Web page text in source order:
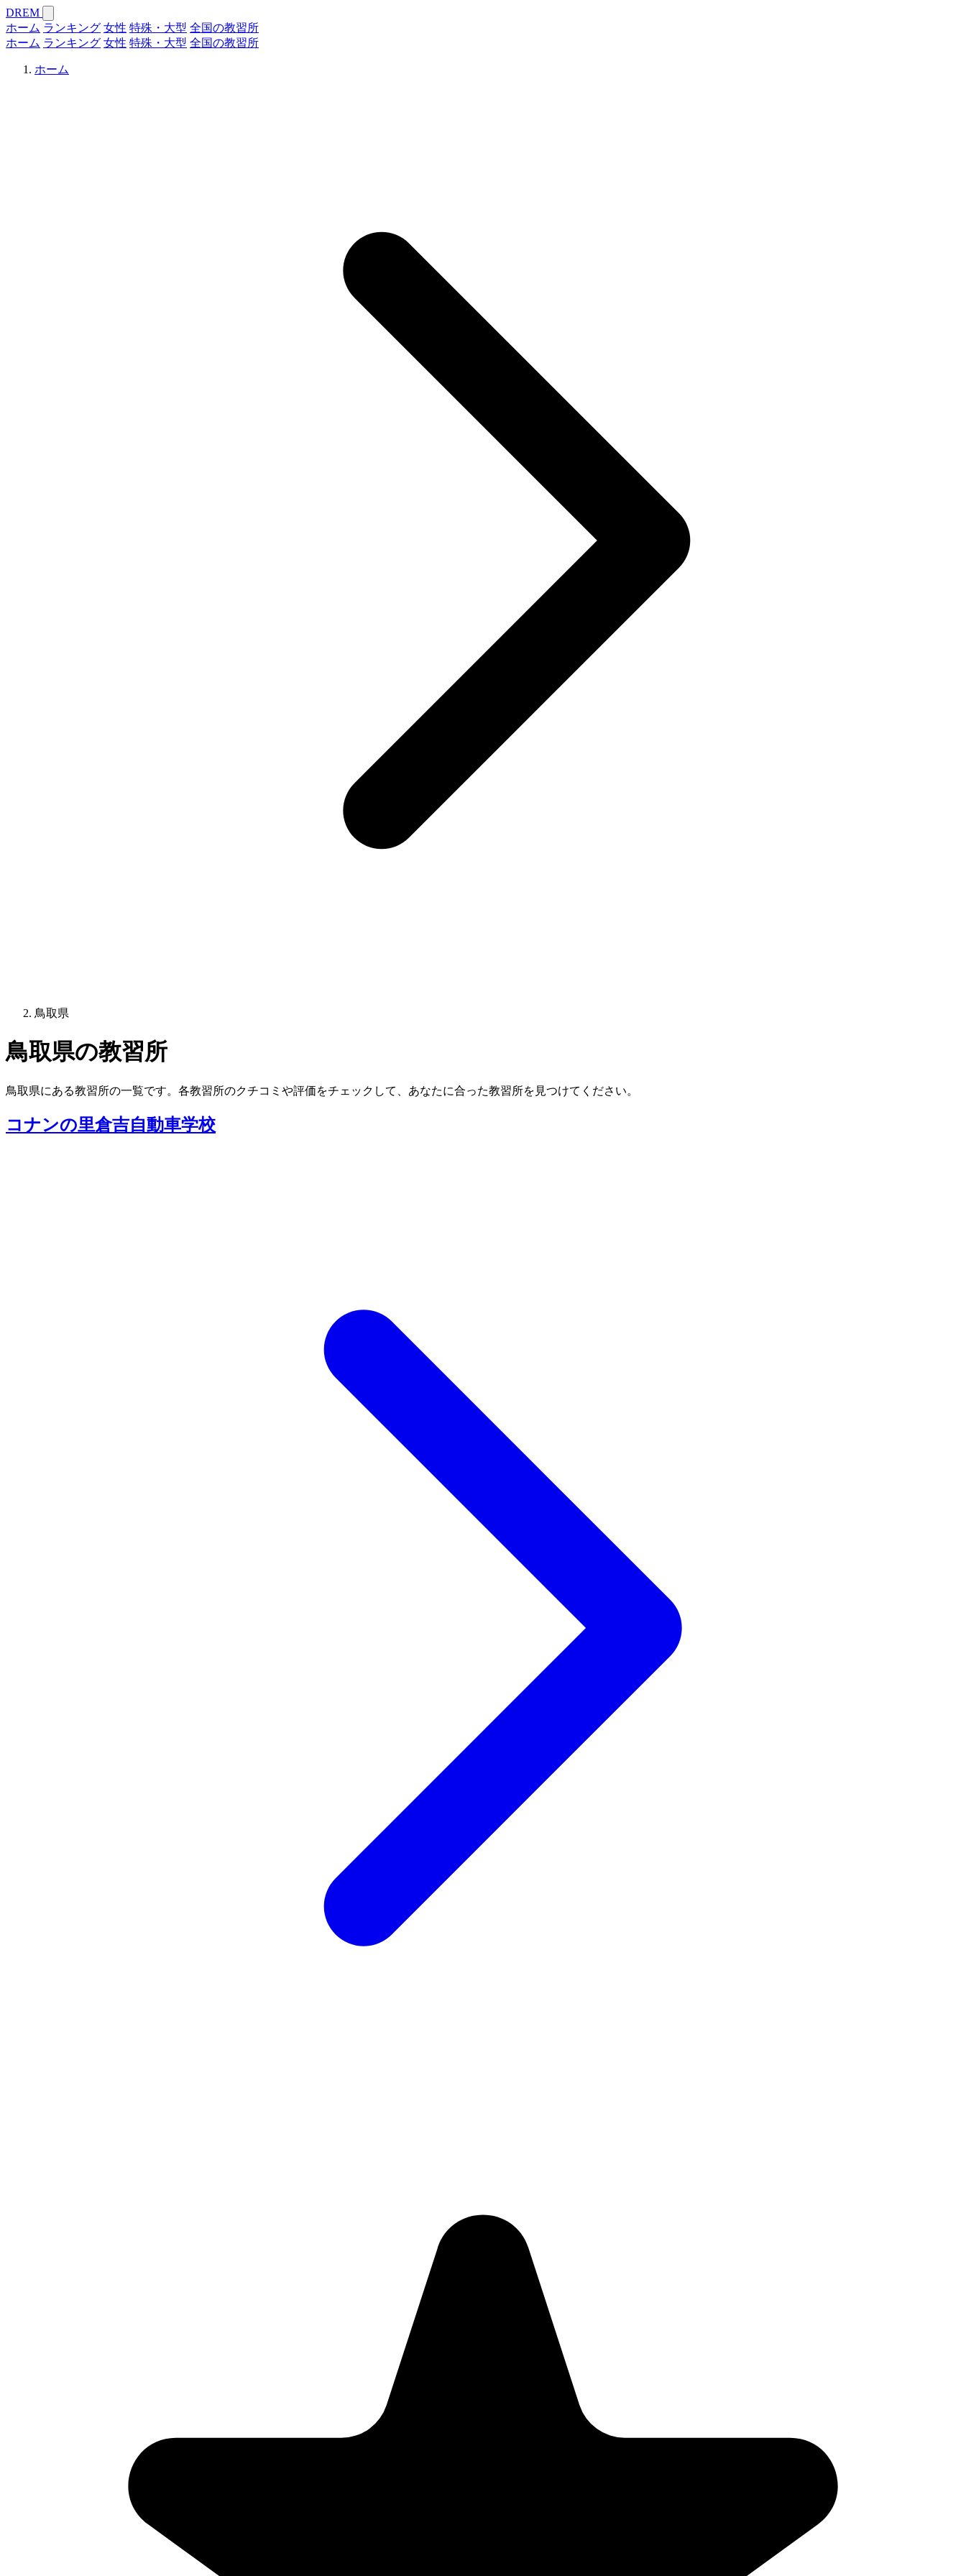
DREM
ホーム ランキング 女性 特殊・大型 全国の教習所
ホーム ランキング 女性 特殊・大型 全国の教習所
ホーム
鳥取県
鳥取県の教習所
鳥取県にある教習所の一覧です。各教習所のクチコミや評価をチェックして、あなたに合った教習所を見つけてください。
コナンの里倉吉自動車学校